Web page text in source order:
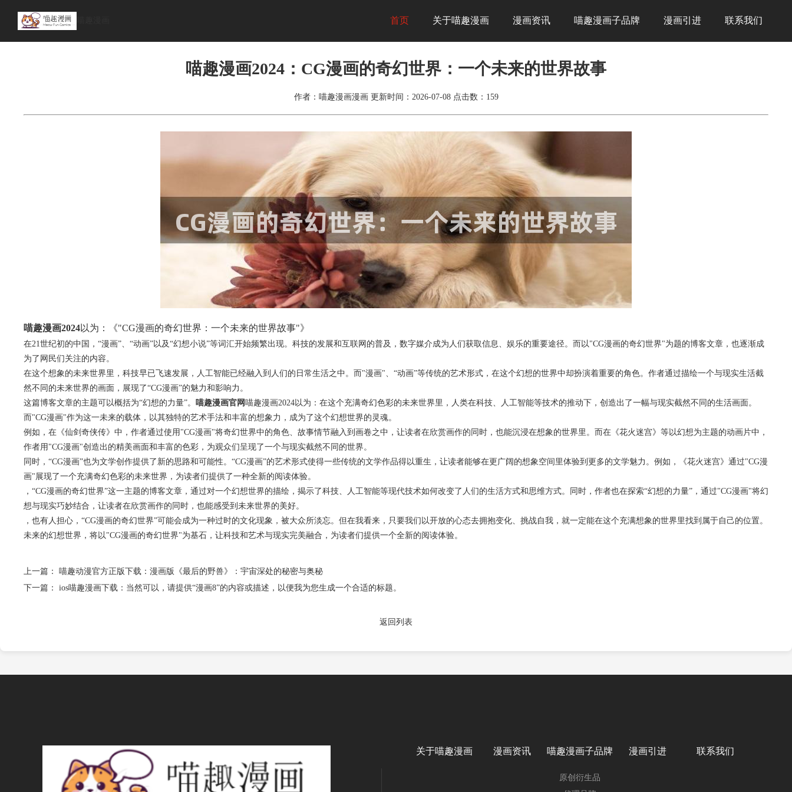
首页 关于喵趣漫画 漫画资讯 喵趣漫画子品牌 漫画引进 联系我们
>漫画资讯
喵趣漫画2024：CG漫画的奇幻世界：一个未来的世界故事
作者：喵趣漫画漫画 更新时间：2026-07-08 点击数： 159
喵趣漫画2024以为：《"CG漫画的奇幻世界：一个未来的世界故事"》
在21世纪初的中国，“漫画”、“动画”以及“幻想小说”等词汇开始频繁出现。科技的发展和互联网的普及，数字媒介成为人们获取信息、娱乐的重要途径。而以"CG漫画的奇幻世界"为题的博客文章，也逐渐成
为了网民们关注的内容。
在这个想象的未来世界里，科技早已飞速发展，人工智能已经融入到人们的日常生活之中。而"漫画"、“动画”等传统的艺术形式，在这个幻想的世界中却扮演着重要的角色。作者通过描绘一个与现实生活截
然不同的未来世界的画面，展现了“CG漫画”的魅力和影响力。
这篇博客文章的主题可以概括为“幻想的力量”。 喵趣漫画官网喵趣漫画2024以为：在这个充满奇幻色彩的未来世界里，人类在科技、人工智能等技术的推动下，创造出了一幅与现实截然不同的生活画面。
而"CG漫画"作为这一未来的载体，以其独特的艺术手法和丰富的想象力，成为了这个幻想世界的灵魂。
例如，在《仙剑奇侠传》中，作者通过使用"CG漫画"将奇幻世界中的角色、故事情节融入到画卷之中，让读者在欣赏画作的同时，也能沉浸在想象的世界里。而在《花火迷宫》等以幻想为主题的动画片中，
作者用"CG漫画"创造出的精美画面和丰富的色彩，为观众们呈现了一个与现实截然不同的世界。
同时，“CG漫画”也为文学创作提供了新的思路和可能性。“CG漫画”的艺术形式使得一些传统的文学作品得以重生，让读者能够在更广阔的想象空间里体验到更多的文学魅力。例如，《花火迷宫》通过"CG漫
画"展现了一个充满奇幻色彩的未来世界，为读者们提供了一种全新的阅读体验。
，“CG漫画的奇幻世界”这一主题的博客文章，通过对一个幻想世界的描绘，揭示了科技、人工智能等现代技术如何改变了人们的生活方式和思维方式。同时，作者也在探索“幻想的力量”，通过"CG漫画"将幻
想与现实巧妙结合，让读者在欣赏画作的同时，也能感受到未来世界的美好。
，也有人担心，“CG漫画的奇幻世界”可能会成为一种过时的文化现象，被大众所淡忘。但在我看来，只要我们以开放的心态去拥抱变化、挑战自我，就一定能在这个充满想象的世界里找到属于自己的位置。
未来的幻想世界，将以"CG漫画的奇幻世界"为基石，让科技和艺术与现实完美融合，为读者们提供一个全新的阅读体验。
上一篇：
喵趣动漫官方正版下载：漫画版《最后的野兽》：宇宙深处的秘密与奥秘
下一篇：
ios喵趣漫画下载：当然可以，请提供“漫画8”的内容或描述，以便我为您生成一个合适的标题。
返回列表
关于喵趣漫画 漫画资讯 喵趣漫画子品牌
原创衍生品
漫画引进 联系我们